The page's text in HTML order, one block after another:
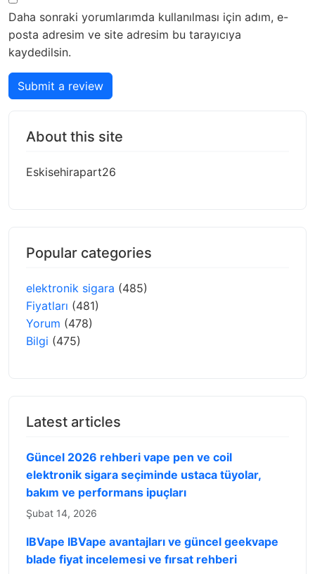
Daha sonraki yorumlarımda kullanılması için adım, e-
posta adresim ve site adresim bu tarayıcıya
kaydedilsin.
Submit a review
About this site
Eskisehirapart26
Popular categories
elektronik sigara (485)
Fiyatları (481)
Yorum (478)
Bilgi (475)
Latest articles
Güncel 2026 rehberi vape pen ve coil
elektronik sigara seçiminde ustaca tüyolar,
bakım ve performans ipuçları
Şubat 14, 2026
IBVape IBVape avantajları ve güncel geekvape
blade fiyat incelemesi ve fırsat rehberi